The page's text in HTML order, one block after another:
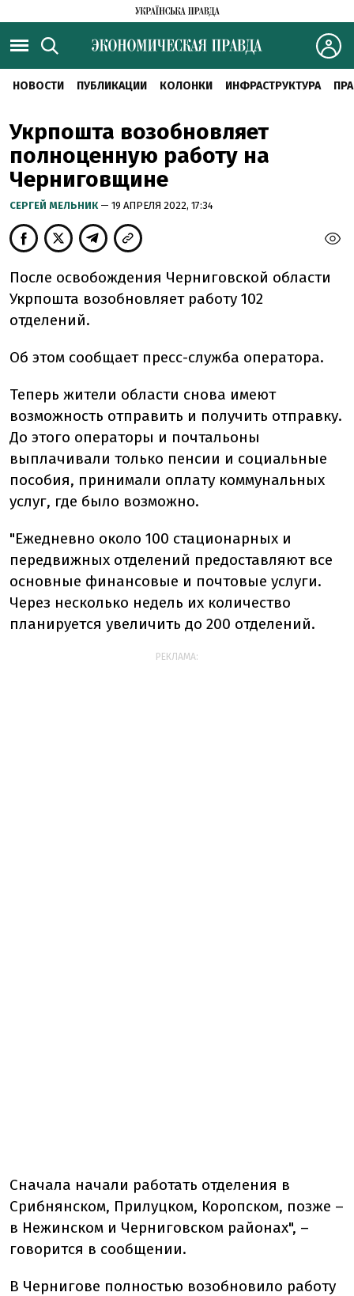
НОВОСТИ ПУБЛИКАЦИИ КОЛОНКИ ИНФРАСТРУКТУРА
Укрпошта возобновляет
полноценную работу на
Черниговщине
CЕРГЕЙ МЕЛЬНИК — 19 АПРЕЛЯ 2022, 17:34
После освобождения Черниговской области
Укрпошта возобновляет работу 102
отделений.
Об этом сообщает пресс-служба оператора.
Теперь жители области снова имеют
возможность отправить и получить отправку.
До этого операторы и почтальоны
выплачивали только пенсии и социальные
пособия, принимали оплату коммунальных
услуг, где было возможно.
"Ежедневно около 100 стационарных и
передвижных отделений предоставляют все
основные финансовые и почтовые услуги.
Через несколько недель их количество
планируется увеличить до 200 отделений.
РЕКЛАМА:
Сначала начали работать отделения в
Срибнянском, Прилуцком, Коропском, позже –
в Нежинском и Черниговском районах", –
говорится в сообщении.
В Чернигове полностью возобновило работу